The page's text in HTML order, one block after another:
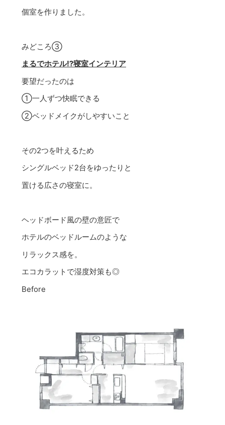
個室を作りました。
みどころ③
まるでホテル⁉寝室インテリア
要望だったのは
①一人ずつ快眠できる
②ベッドメイクがしやすいこと
その2つを叶えるため
シングルベッド2台をゆったりと
置ける広さの寝室に。
ヘッドボード風の壁の意匠で
ホテルのベッドルームのような
リラックス感を。
エコカラットで湿度対策も◎
Before